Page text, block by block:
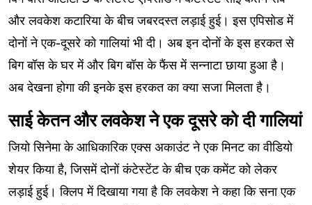
और लवकेश कटारिया के बीच जबरदस्त लड़ाई हुई। इस एपिसोड में
दोनों ने एक-दूसरे को गालियां भी दी। अब इन दोनों के इस हरकत से
बिग बॉस के घर में और बिग बॉस के फैंस में सन्नाटा छाया हुआ है।
अब देखना होगा की इनके इस हरकत का क्या सजा मिलता है।
साई केतन और लवकेश ने एक दूसरे को दी गालियां
जियो सिनेमा के आधिकारिक एक्स अकाउंट ने एक मिनट का वीडियो
शेयर किया है, जिसमें दोनों कंटेस्टेंट के बीच एक कमेंट को लेकर
लड़ाई हुई। क्लिप में दिखाया गया है कि लवकेश ने कहा कि सना एक